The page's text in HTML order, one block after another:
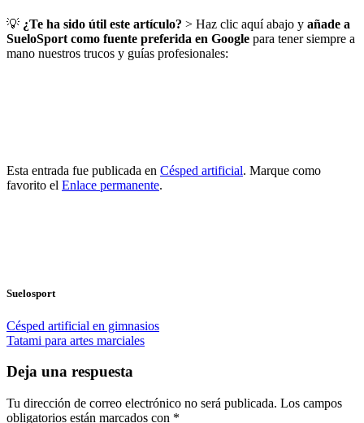
💡 ¿Te ha sido útil este artículo? > Haz clic aquí abajo y añade a
SueloSport como fuente preferida en Google para tener siempre a
mano nuestros trucos y guías profesionales:
Esta entrada fue publicada en Césped artificial. Marque como
favorito el Enlace permanente.
Suelosport
Césped artificial en gimnasios
Tatami para artes marciales
Deja una respuesta
Tu dirección de correo electrónico no será publicada. Los campos
obligatorios están marcados con *